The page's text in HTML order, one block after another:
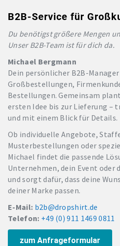
B2B-Service für
Du benötigst größere Mengen
Unser B2B-Team ist für dich da.
Michael Bergmann
Dein persönlicher B2B-
Großbestellungen,
Bestellungen. Gemeinsam
ersten Idee bis zur Lieferung –
und mit einem Blick für Details.
Ob individuelle Angebote,
Musterbestellungen oder
Michael findet die passende
Unternehmen, dein Event
und sorgt dafür, dass deine
deiner Marke passen.
E-Mail: b2b@dropshirt.de
Telefon: +49 (0) 911 1469 0811
zum Anfrageformular